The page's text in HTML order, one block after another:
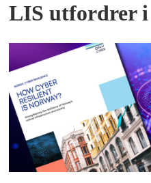
LIS utfordrer i